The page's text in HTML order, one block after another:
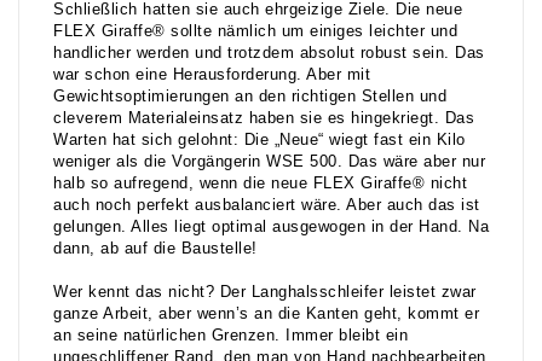
Schließlich hatten sie auch ehrgeizige Ziele. Die neue
FLEX Giraffe® sollte nämlich um einiges leichter und
handlicher werden und trotzdem absolut robust sein. Das
war schon eine Herausforderung. Aber mit
Gewichtsoptimierungen an den richtigen Stellen und
cleverem Materialeinsatz haben sie es hingekriegt. Das
Warten hat sich gelohnt: Die „Neue“ wiegt fast ein Kilo
weniger als die Vorgängerin WSE 500. Das wäre aber nur
halb so aufregend, wenn die neue FLEX Giraffe® nicht
auch noch perfekt ausbalanciert wäre. Aber auch das ist
gelungen. Alles liegt optimal ausgewogen in der Hand. Na
dann, ab auf die Baustelle!
Wer kennt das nicht? Der Langhalsschleifer leistet zwar
ganze Arbeit, aber wenn’s an die Kanten geht, kommt er
an seine natürlichen Grenzen. Immer bleibt ein